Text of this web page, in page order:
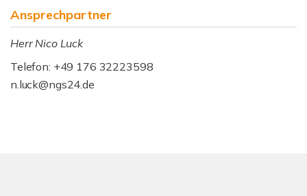
Ansprechpartner
Herr Nico Luck
Telefon: +49 176 32223598
n.luck@ngs24.de